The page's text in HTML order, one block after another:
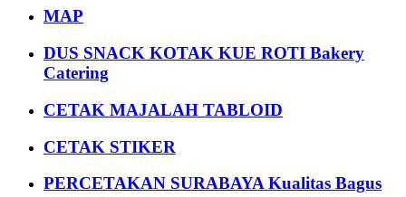
MAP
DUS SNACK KOTAK KUE ROTI Bakery
Catering
CETAK MAJALAH TABLOID
CETAK STIKER
PERCETAKAN SURABAYA Kualitas Bagus